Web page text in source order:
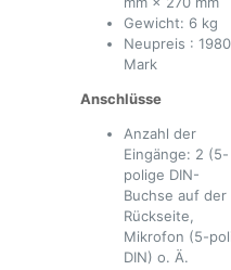
Gewicht: 6 kg
Neupreis : 1980
Mark
Anschlüsse
Anzahl der
Eingänge: 2 (5-
polige DIN-
Buchse auf der
Rückseite,
Mikrofon (5-
DIN) o. Ä.